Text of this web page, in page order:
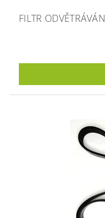
FILTR